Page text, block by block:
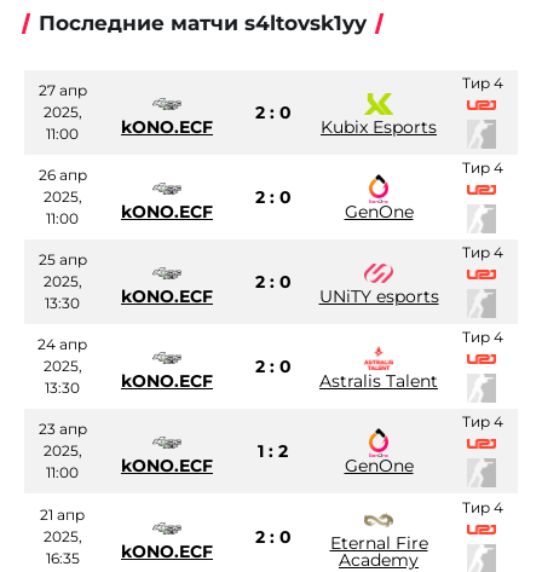
Последние матчи s4ltovsk1yy
27 апр
2025,
11:00
kONO.ECF
2 : 0
Kubix Esports
Тир 4
26 апр
2025,
11:00
kONO.ECF
2 : 0
GenOne
Тир 4
25 апр
2025,
13:30
kONO.ECF
2 : 0
UNiTY esports
Тир 4
24 апр
2025,
13:30
kONO.ECF
2 : 0
Astralis Talent
Тир 4
23 апр
2025,
11:00
kONO.ECF
1 : 2
GenOne
Тир 4
21 апр
2025,
16:35
kONO.ECF
2 : 0 Eternal Fire
Academy
Тир 4